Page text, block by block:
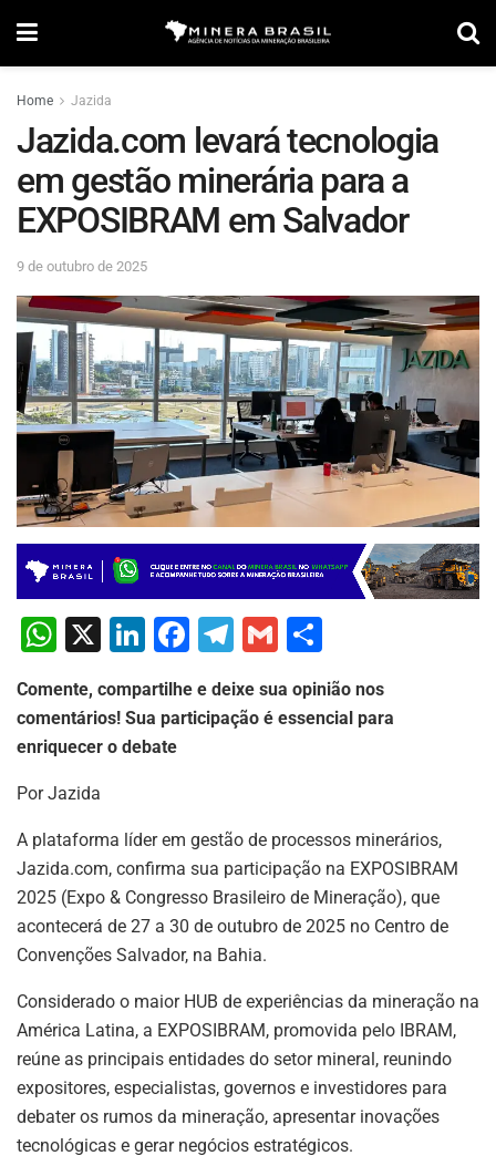
Home Jazida
Jazida.com levará tecnologia
em gestão minerária para a
EXPOSIBRAM em Salvador
9 de outubro de 2025
W
at
s
A
p
p
X
Li
k
e
F
c
o
k
T
el
e
gr
G
ai
h
ar
Comente, compartilhe e deixe sua opinião nos
comentários! Sua participação é essencial para
enriquecer o debate
Por Jazida
A plataforma líder em gestão de processos minerários,
Jazida.com, confirma sua participação na EXPOSIBRAM
2025 (Expo & Congresso Brasileiro de Mineração), que
acontecerá de 27 a 30 de outubro de 2025 no Centro de
Convenções Salvador, na Bahia.
Considerado o maior HUB de experiências da mineração na
América Latina, a EXPOSIBRAM, promovida pelo IBRAM,
reúne as principais entidades do setor mineral, reunindo
expositores, especialistas, governos e investidores para
debater os rumos da mineração, apresentar inovações
tecnológicas e gerar negócios estratégicos.